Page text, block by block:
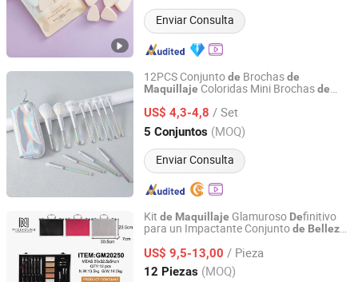
Enviar Consulta
12PCS Conjuntode Brochasde
Maquillaje Coloridas Mini Brochasde
para Polvo Base Rubor Sombra
Delineador Brochade
US$ 4,3-4,8 / Set
5 Conjuntos (MOQ)
Enviar Consulta
Hangzhou Ditong Biotechnology Co.,Ltd.
Zhejiang, China Desde 2024
Kit de Maquillaje Glamuroso Definitivo
para un Impactante Conjuntode Belleza
US$ 9,5-13,00 / Pieza
12 Piezas (MOQ)
Jinhua Xingrui Trading Firm
Zhejiang, China Desde 2025